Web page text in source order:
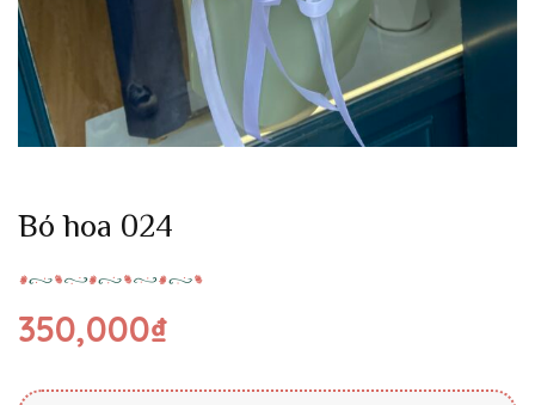
Bó hoa 024
350,000₫